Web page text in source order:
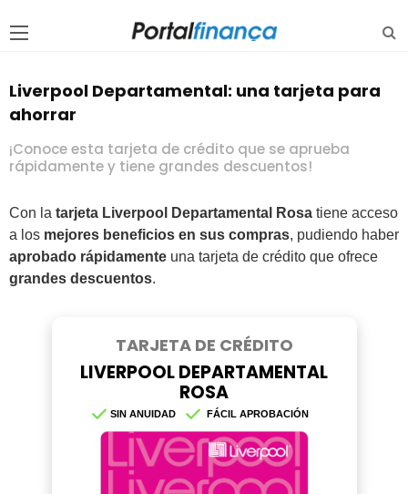
Liverpool Departamental: una tarjeta para
ahorrar
¡Conoce esta tarjeta de crédito que se aprueba
rápidamente y tiene grandes descuentos!
Con la tarjeta Liverpool Departamental Rosa tiene acceso
a los mejores beneficios en sus compras, pudiendo haber
aprobado rápidamente una tarjeta de crédito que ofrece
grandes descuentos.
TARJETA DE CRÉDITO
LIVERPOOL DEPARTAMENTAL
ROSA
SIN ANUIDAD FÁCIL APROBACIÓN